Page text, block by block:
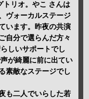
トリオ。やこ さんは
ヴォーカルステージ
います。昨夜の共演
自分で選らんだ方々
しいサポートでし
が綺麗に前に出てい
素敵なステージでし
も二人でいらした若